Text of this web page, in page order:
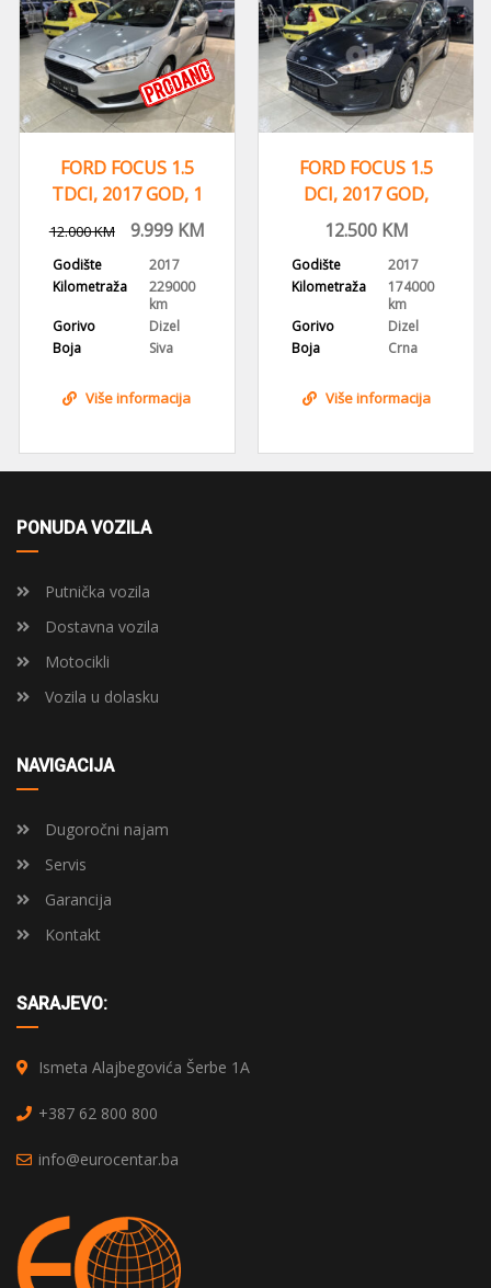
FORD FOCUS 1.5
TDCI, 2017 GOD, 1
VLASNIK, KLIMA
12.000KM 9.999KM
Godište
2017
Kilometraža
229000
km
Gorivo
Dizel
Boja
Siva
Više informacija
FORD FOCUS 1.5
DCI, 2017 GOD,
VOLAN S
12.500KM
Godište
2017
Kilometraža
174000
km
Gorivo
Dizel
Boja
Crna
Više informacija
PONUDA VOZILA
Putnička vozila
Dostavna vozila
Motocikli
Vozila u dolasku
NAVIGACIJA
Dugoročni najam
Servis
Garancija
Kontakt
SARAJEVO:
Ismeta Alajbegovića Šerbe 1A
+387 62 800 800
info@eurocentar.ba